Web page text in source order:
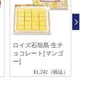
ロイズ石垣島 生チ
ョコレート[マンゴ
ー]
¥1,242（税込）